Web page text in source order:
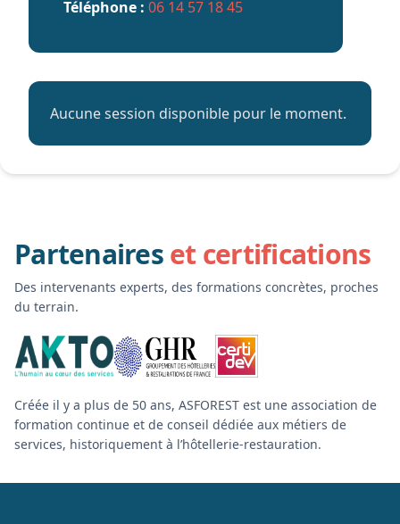
Téléphone : 06 14 57 18 45
Aucune session disponible pour le moment.
Partenaireset certifications
Des intervenants experts, des formations concrètes, proches
du terrain.
Créée il y a plus de 50 ans, ASFOREST est une association de
formation continue et de conseil dédiée aux métiers de
services, historiquement à l’hôtellerie-restauration.